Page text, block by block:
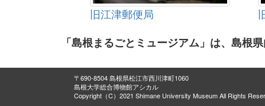
旧江津郵便局
「島根まるごとミュージアム」は、島根
〒690-8504 島根県松江市西川津町1060
島根大学総合博物館アシカル
Copyright（C）2021 Shimane University Museum All Rights